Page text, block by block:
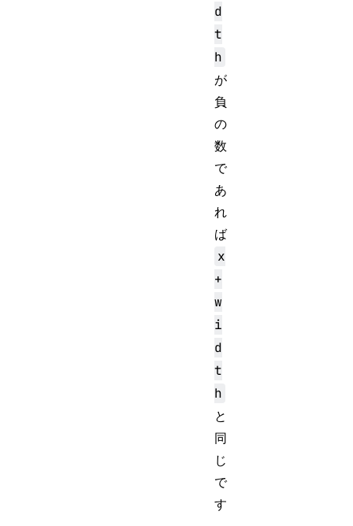
d
t
h
が
負
の
数
で
あ
れ
ば
x
+
w
i
d
t
h
と
同
じ
で
す